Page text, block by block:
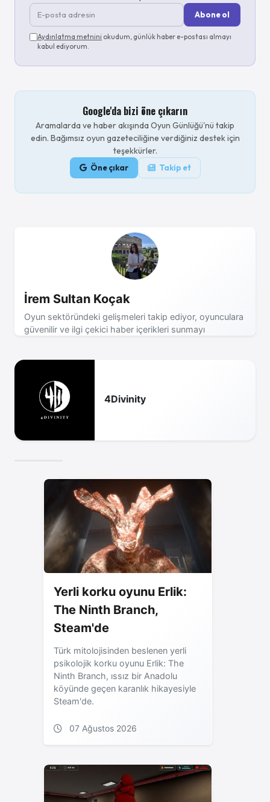
Abone ol
Aydınlatma metnini okudum, günlük haber e-postası almayı
kabul ediyorum.
Google'da bizi öne çıkarın
Aramalarda ve haber akışında Oyun Günlüğü'nü takip
edin. Bağımsız oyun gazeteciliğine verdiğiniz destek için
teşekkürler.
Öne çıkar Takip et
İrem Sultan Koçak
Oyun sektöründeki gelişmeleri takip ediyor, oyunculara
güvenilir ve ilgi çekici haber içerikleri sunmayı
4Divinity
Yerli korku oyunu Erlik:
The Ninth Branch,
Steam'de
Türk mitolojisinden beslenen yerli
psikolojik korku oyunu Erlik: The
Ninth Branch, ıssız bir Anadolu
köyünde geçen karanlık hikayesiyle
Steam'de.
07 Ağustos 2026